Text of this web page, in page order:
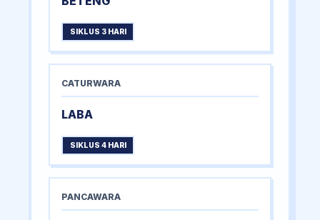
SIKLUS 3 HARI
CATURWARA
LABA
SIKLUS 4 HARI
PANCAWARA